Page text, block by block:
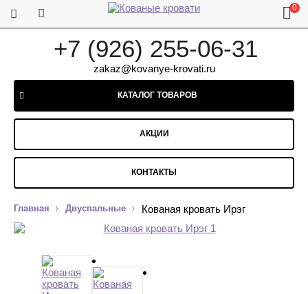
+7 (926) 255-06-31
zakaz@kovanye-krovati.ru
0
КАТАЛОГ ТОВАРОВ
АКЦИИ
КОНТАКТЫ
Главная Двуспальные Кованая кровать Ирэг